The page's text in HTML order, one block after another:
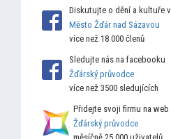
Diskutujte o dění a kultuře
Město Žďár nad Sázavou
více než 18 000 členů
Sledujte nás na facebooku
Žďárský průvodce
více než 3500 sledujících
Přidejte svoji firmu na web
Žďárský průvodce